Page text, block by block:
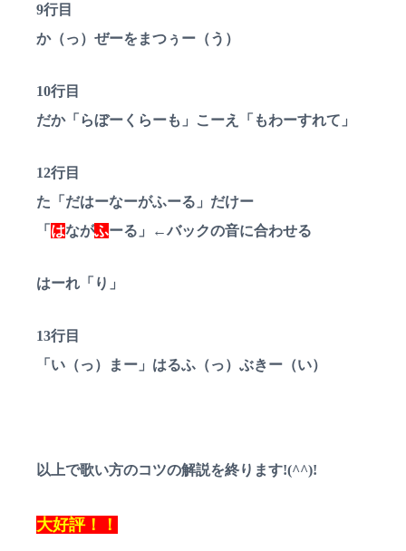
9行目
か（っ）ぜーをまつぅー（う）
10行目
だか「らぼーくらーも」こーえ「もわーすれて」
12行目
た「だはーなーがふーる」だけー
「 はながふーる」←バックの音に合わせる
はーれ「り」
13行目
「い（っ）まー」はるふ（っ）ぶきー（い）
以上で歌い方のコツの解説を終ります!(^^)!
大好評！！